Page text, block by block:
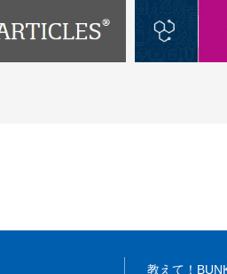
教えて！